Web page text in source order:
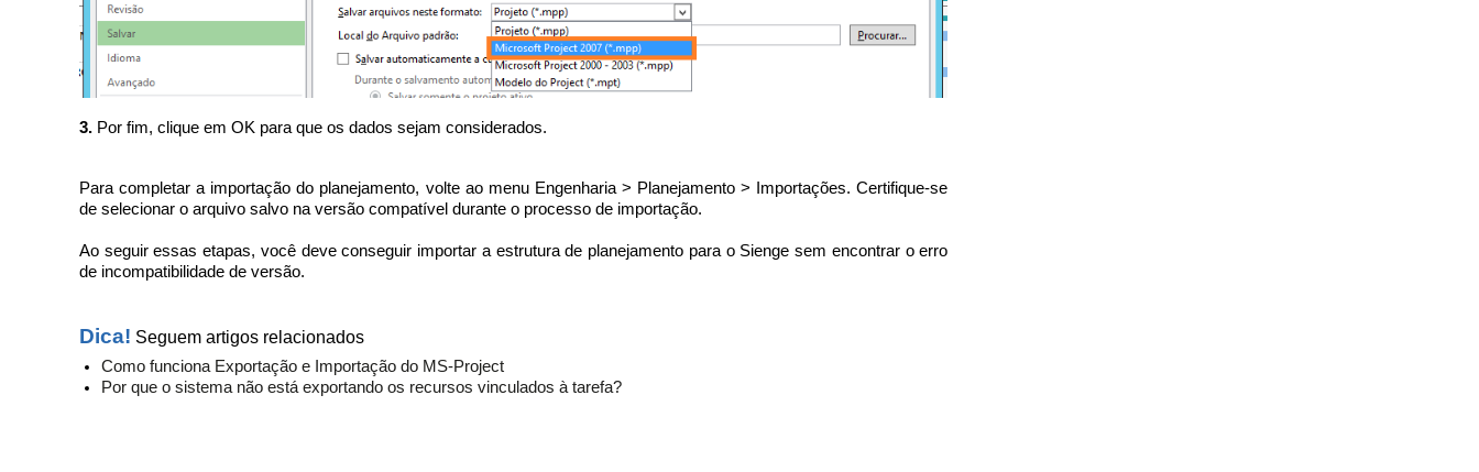
3. Por fim, clique em OK para que os dados sejam considerados.
Para completar a importação do planejamento, volte ao menu Engenharia > Planejamento > Importações. Certifique-se
de selecionar o arquivo salvo na versão compatível durante o processo de importação.
Ao seguir essas etapas, você deve conseguir importar a estrutura de planejamento para o Sienge sem encontrar o erro
de incompatibilidade de versão.
Dica! Seguem artigos relacionados
Como funciona Exportação e Importação do MS-Project
Por que o sistema não está exportando os recursos vinculados à tarefa?